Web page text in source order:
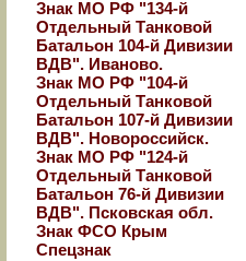
Знак МО РФ "134-й
Отдельный Танковой
Батальон 104-й Дивизии
ВДВ". Иваново.
Знак МО РФ "104-й
Отдельный Танковой
Батальон 107-й Дивизии
ВДВ". Новороссийск.
Знак МО РФ "124-й
Отдельный Танковой
Батальон 76-й Дивизии
ВДВ". Псковская обл.
Знак ФСО Крым
Спецзнак